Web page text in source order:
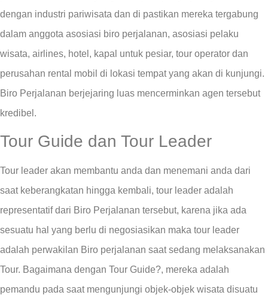
dengan industri pariwisata dan di pastikan mereka tergabung
dalam anggota asosiasi biro perjalanan, asosiasi pelaku
wisata, airlines, hotel, kapal untuk pesiar, tour operator dan
perusahan rental mobil di lokasi tempat yang akan di kunjungi.
Biro Perjalanan berjejaring luas mencerminkan agen tersebut
kredibel.
Tour Guide dan Tour Leader
Tour leader akan membantu anda dan menemani anda dari
saat keberangkatan hingga kembali, tour leader adalah
representatif dari Biro Perjalanan tersebut, karena jika ada
sesuatu hal yang berlu di negosiasikan maka tour leader
adalah perwakilan Biro perjalanan saat sedang melaksanakan
Tour. Bagaimana dengan Tour Guide?, mereka adalah
pemandu pada saat mengunjungi objek-objek wisata disuatu